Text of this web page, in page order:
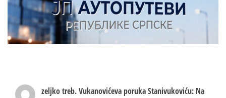
zeljko treb.Vukanovićeva poruka Stanivukoviću: Na